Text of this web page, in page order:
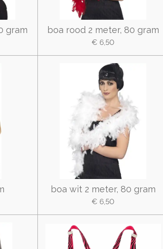
gram boa rood 2 meter, 80 gram
€ 6,50
boa wit 2 meter, 80 gram
€ 6,50